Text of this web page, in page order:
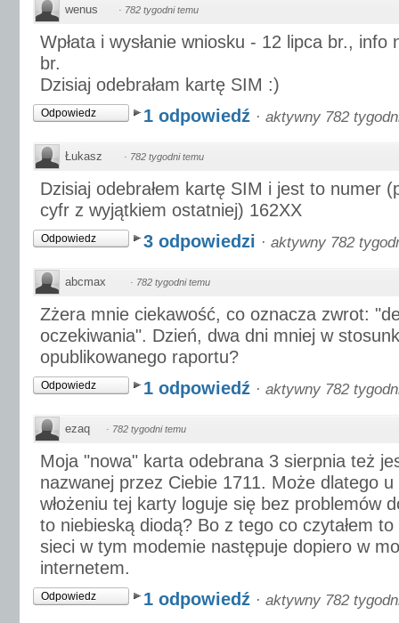
wenus · 782 tygodni temu
Wpłata i wysłanie wniosku - 12 lipca br.,
br.
Dzisiaj odebrałam kartę SIM :)
Odpowiedz 1 odpowiedź · aktywny 782
Łukasz · 782 tygodni temu
Dzisiaj odebrałem kartę SIM i jest to numer
cyfr z wyjątkiem ostatniej) 162XX
Odpowiedz 3 odpowiedzi · aktywny 782
abcmax · 782 tygodni temu
Zżera mnie ciekawość, co oznacza zwrot:
oczekiwania". Dzień, dwa dni mniej w
opublikowanego raportu?
Odpowiedz 1 odpowiedź · aktywny 782
ezaq · 782 tygodni temu
Moja "nowa" karta odebrana 3 sierpnia też
nazwanej przez Ciebie 1711. Może dlatego
włożeniu tej karty loguje się bez problemów
to niebieską diodą? Bo z tego co czytałem
sieci w tym modemie następuje dopiero w
internetem.
Odpowiedz 1 odpowiedź · aktywny 782